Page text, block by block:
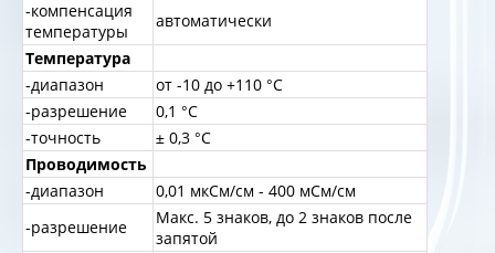
-компенсация
температуры
автоматически
Температура
-диапазон
от -10 до +110 °C
-разрешение
0,1 °C
-точность
± 0,3 °C
Проводимость
-диапазон
0,01 мкСм/см - 400 мСм/см
-разрешение
Макс. 5 знаков, до 2 знаков после
запятой